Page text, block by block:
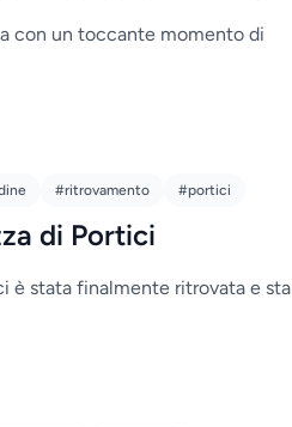
con un toccante momento di
#ritrovamento #portici
di Portici
è stata finalmente ritrovata e sta